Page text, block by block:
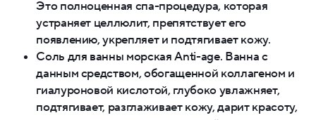
Это полноценная спа-процедура, которая
устраняет целлюлит, препятствует его
появлению, укрепляет и подтягивает кожу.
Соль для ванны морская Anti-age. Ванна с
данным средством, обогащенной коллагеном и
гиалуроновой кислотой, глубоко увлажняет,
подтягивает, разглаживает кожу, дарит красоту,